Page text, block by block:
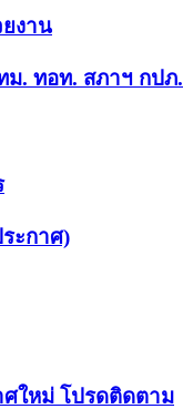
งาน
ม. ทอท. สภาฯ กปภ.
ะกาศ)
ศใหม่ โปรดติดตาม